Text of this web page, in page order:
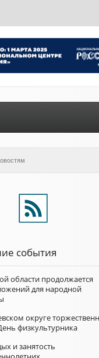
события
области продолжается
для народной
округе
физкультурника
и занятость